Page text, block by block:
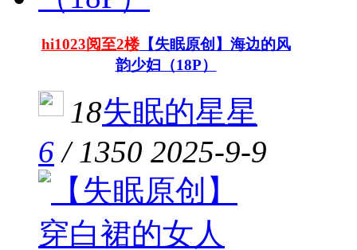
hi1023阅至2楼【失眠原创】海边的风
韵少妇（18P）
18失眠的星星
6 / 1350 2025-9-9